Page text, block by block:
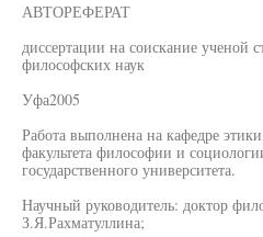
АВТОРЕФЕРАТ
диссертации на соискание ученой
философских наук
Уфа2005
Работа выполнена на кафедре
факультета философии и
государственного университета.
Научный руководитель: доктор
З.Я.Рахматуллина;